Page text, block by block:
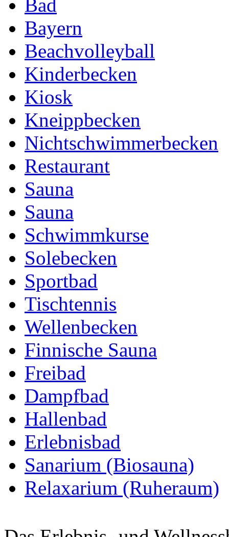
Bad
Bayern
Beachvolleyball
Kinderbecken
Kiosk
Kneippbecken
Nichtschwimmerbecken
Restaurant
Sauna
Sauna
Schwimmkurse
Solebecken
Sportbad
Tischtennis
Wellenbecken
Finnische Sauna
Freibad
Dampfbad
Hallenbad
Erlebnisbad
Sanarium (Biosauna)
Relaxarium (Ruheraum)